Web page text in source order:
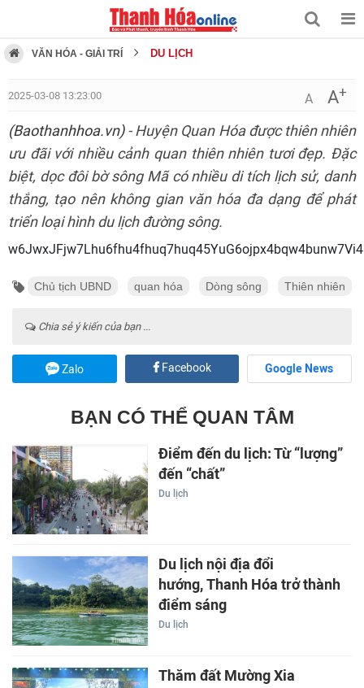
VĂN HÓA - GIẢI TRÍ DU LỊCH
2025-03-08 13:23:00 A A+
(Baothanhhoa.vn)- Huyện Quan Hóa được thiên nhiên
ưu đãi với nhiều cảnh quan thiên nhiên tươi đẹp. Đặc
biệt, dọc đôi bờ sông Mã có nhiều di tích lịch sử, danh
thắng, tạo nên không gian văn hóa đa dạng để phát
triển loại hình du lịch đường sông.
Chủ tịch UBND quan hóa Dòng sông Thiên nhiên
Chia sẻ ý kiến của bạn ...
Zalo Facebook Google News
BẠN CÓ THỂ QUAN TÂM
Điểm đến du lịch: Từ “lượng”
đến “chất”
Du lịch
Du lịch nội địa đổi
hướng, Thanh Hóa trở thành
điểm sáng
Du lịch
Thăm đất Mường Xia